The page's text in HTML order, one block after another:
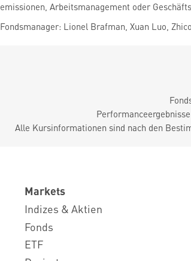
emissionen, Arbeitsmanagement oder
Fondsmanager: Lionel Brafman, Xuan Luo,
Alle Kursinformationen sind nach den
Markets
Indizes & Aktien
Fonds
ETF